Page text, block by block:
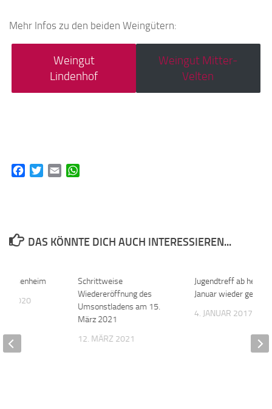
Mehr Infos zu den beiden Weingütern:
Weingut
Lindenhof
Weingut Mitter-
Velten
FacebookTwitterEmail
DAS KÖNNTE DICH AUCH INTERESSIEREN...
Schrittweise
Wiedereröffnung des
Umsonstladens am 15.
März 2021
12. MÄRZ 2021
Jugendtreff ab heute
Januar wieder
4. JANUAR 2017
2020